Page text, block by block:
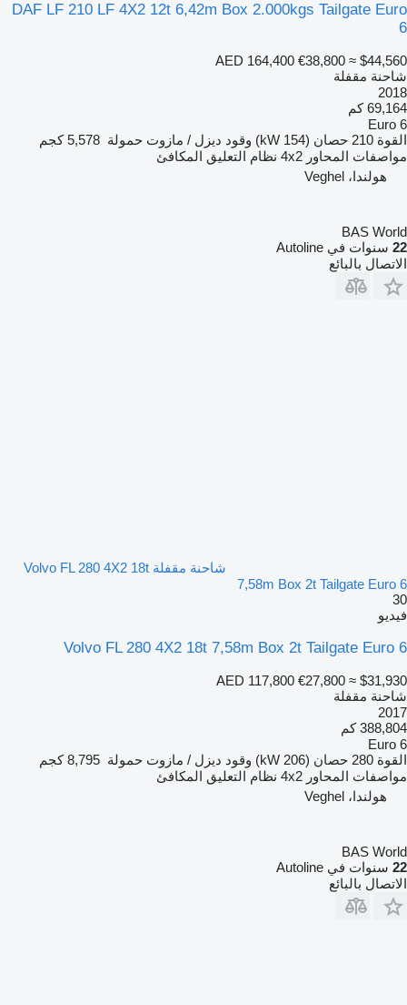
DAF LF 210 LF 4X2 12t 6,42m Box 2.000kgs Tailgate Euro
6
AED 164,400 €38,800 ≈ $44,560
شاحنة مقفلة
2018
69,164 كم
Euro 6
القوة 210 حصان (154 kW) وقود ديزل / مازوت حمولة 5,578 كجم
مواصفات المحاور 4x2 نظام التعليق المكافئ
هولندا، Veghel
BAS World
22 سنوات في Autoline
الاتصال بالبائع
شاحنة مقفلة Volvo FL 280 4X2 18t
7,58m Box 2t Tailgate Euro 6
30
فيديو
Volvo FL 280 4X2 18t 7,58m Box 2t Tailgate Euro 6
AED 117,800 €27,800 ≈ $31,930
شاحنة مقفلة
2017
388,804 كم
Euro 6
القوة 280 حصان (206 kW) وقود ديزل / مازوت حمولة 8,795 كجم
مواصفات المحاور 4x2 نظام التعليق المكافئ
هولندا، Veghel
BAS World
22 سنوات في Autoline
الاتصال بالبائع